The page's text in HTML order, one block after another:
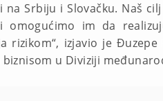
Srbiju i Slovačku. Naš
im da
rizikom“, izjavio je
u Diviziji